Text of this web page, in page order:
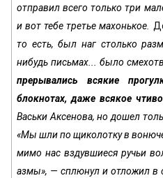
отправил всего только три
и вот тебе тре­тье махонькое.
то есть, был наг столько
нибудь письмах... было
прерывались всякие
блокнотах, даже всякое чтиво
Васьки Аксенова, но дошел
«Мы шли по щиколотку в
мимо нас вздувшиеся ручьи
азмы», — сплюнул и отложил в